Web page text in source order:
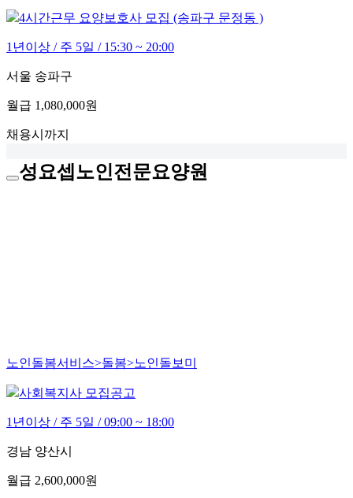
4시간근무 요양보호사 모집 (송파구 문정동 )
1년이상 / 주 5일 / 15:30 ~ 20:00
서울 송파구
월급 1,080,000원
채용시까지
성요셉노인전문요양원
노인돌봄서비스>돌봄>노인돌보미
사회복지사 모집공고
1년이상 / 주 5일 / 09:00 ~ 18:00
경남 양산시
월급 2,600,000원